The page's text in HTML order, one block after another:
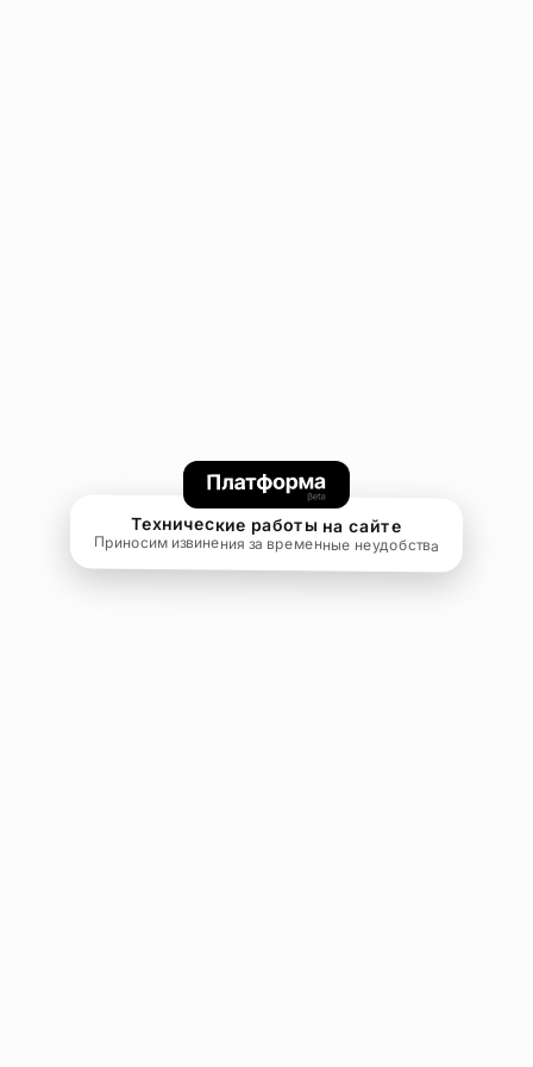
Технические работы на сайте
Приносим извинения за временные неудобства